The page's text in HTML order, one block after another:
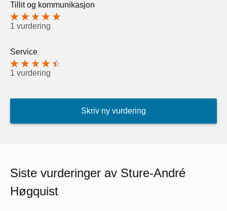
Tillit og kommunikasjon
1 vurdering
Service
1 vurdering
Skriv ny vurdering
Siste vurderinger av Sture-André
Høgquist